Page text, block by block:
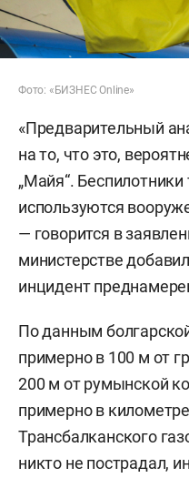
Фото: «БИЗНЕС Online»
«Предварительный
на то, что это,
„Майя“.
используются
— говорится в
министерстве
инцидент
По данным
примерно в 100 м от
200 м от румынской
примерно в
Трансбалканского
никто не пострадал,